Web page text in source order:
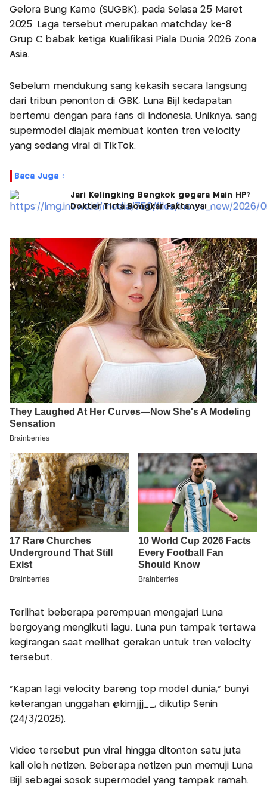
Gelora Bung Karno (SUGBK), pada Selasa 25 Maret
2025. Laga tersebut merupakan matchday ke-8
Grup C babak ketiga Kualifikasi Piala Dunia 2026 Zona
Asia.
Sebelum mendukung sang kekasih secara langsung
dari tribun penonton di GBK, Luna Bijl kedapatan
bertemu dengan para fans di Indonesia. Uniknya, sang
supermodel diajak membuat konten tren velocity
yang sedang viral di TikTok.
Baca Juga :
Jari Kelingking Bengkok gegara Main HP?
Dokter Tirta Bongkar Faktanya!
Terlihat beberapa perempuan mengajari Luna
bergoyang mengikuti lagu. Luna pun tampak tertawa
kegirangan saat melihat gerakan untuk tren velocity
tersebut.
"Kapan lagi velocity bareng top model dunia," bunyi
keterangan unggahan @kimjjj__, dikutip Senin
(24/3/2025).
Video tersebut pun viral hingga ditonton satu juta
kali oleh netizen. Beberapa netizen pun memuji Luna
Bijl sebagai sosok supermodel yang tampak ramah.